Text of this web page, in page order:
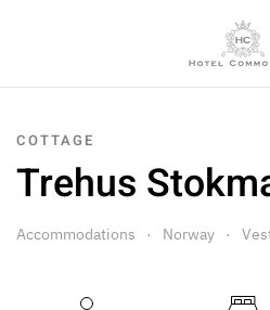
COTTAGE
Trehus
Accommodations Norway